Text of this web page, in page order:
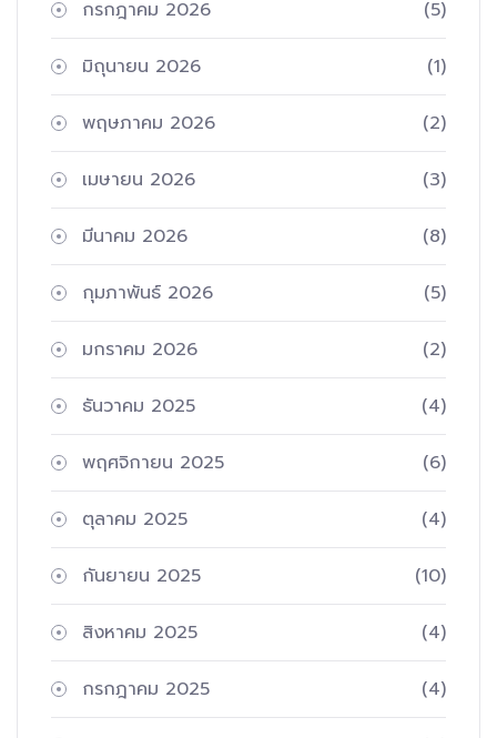
กรกฎาคม 2026 (5)
มิถุนายน 2026 (1)
พฤษภาคม 2026 (2)
เมษายน 2026 (3)
มีนาคม 2026 (8)
กุมภาพันธ์ 2026 (5)
มกราคม 2026 (2)
ธันวาคม 2025 (4)
พฤศจิกายน 2025 (6)
ตุลาคม 2025 (4)
กันยายน 2025 (10)
สิงหาคม 2025 (4)
กรกฎาคม 2025 (4)